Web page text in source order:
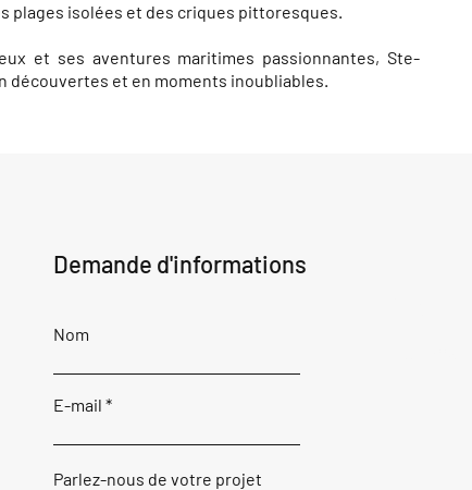
plages isolées et des criques pittoresques.
et ses aventures maritimes passionnantes, Ste-
découvertes et en moments inoubliables.
Demande d'informations
Nom
E-mail
Parlez-nous de votre projet